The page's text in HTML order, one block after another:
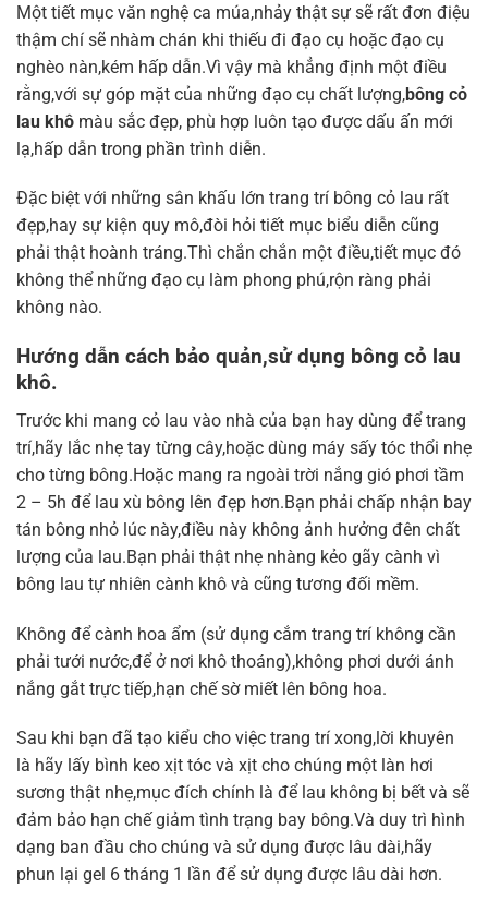
Một tiết mục văn nghệ ca múa,nhảy thật sự sẽ rất đơn điệu
thậm chí sẽ nhàm chán khi thiếu đi đạo cụ hoặc đạo cụ
nghèo nàn,kém hấp dẫn.Vì vậy mà khẳng định một điều
rằng,với sự góp mặt của những đạo cụ chất lượng,bông cỏ
lau khô màu sắc đẹp, phù hợp luôn tạo được dấu ấn mới
lạ,hấp dẫn trong phần trình diễn.
Đặc biệt với những sân khấu lớn trang trí bông cỏ lau rất
đẹp,hay sự kiện quy mô,đòi hỏi tiết mục biểu diễn cũng
phải thật hoành tráng.Thì chắn chắn một điều,tiết mục đó
không thể những đạo cụ làm phong phú,rộn ràng phải
không nào.
Hướng dẫn cách bảo quản,sử dụng bông cỏ lau
khô.
Trước khi mang cỏ lau vào nhà của bạn hay dùng để trang
trí,hãy lắc nhẹ tay từng cây,hoặc dùng máy sấy tóc thổi nhẹ
cho từng bông.Hoặc mang ra ngoài trời nắng gió phơi tầm
2 – 5h để lau xù bông lên đẹp hơn.Bạn phải chấp nhận bay
tán bông nhỏ lúc này,điều này không ảnh hưởng đên chất
lượng của lau.Bạn phải thật nhẹ nhàng kẻo gãy cành vì
bông lau tự nhiên cành khô và cũng tương đối mềm.
Không để cành hoa ẩm (sử dụng cắm trang trí không cần
phải tưới nước,để ở nơi khô thoáng),không phơi dưới ánh
nắng gắt trực tiếp,hạn chế sờ miết lên bông hoa.
Sau khi bạn đã tạo kiểu cho việc trang trí xong,lời khuyên
là hãy lấy bình keo xịt tóc và xịt cho chúng một làn hơi
sương thật nhẹ,mục đích chính là để lau không bị bết và sẽ
đảm bảo hạn chế giảm tình trạng bay bông.Và duy trì hình
dạng ban đầu cho chúng và sử dụng được lâu dài,hãy
phun lại gel 6 tháng 1 lần để sử dụng được lâu dài hơn.